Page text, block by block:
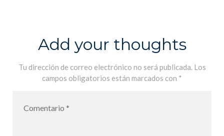
Add your thoughts
Tu dirección de correo electrónico no será publicada. Los
campos obligatorios están marcados con *